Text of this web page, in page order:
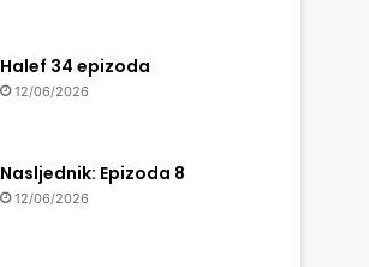
Halef 34 epizoda
12/06/2026
Nasljednik: Epizoda 8
12/06/2026